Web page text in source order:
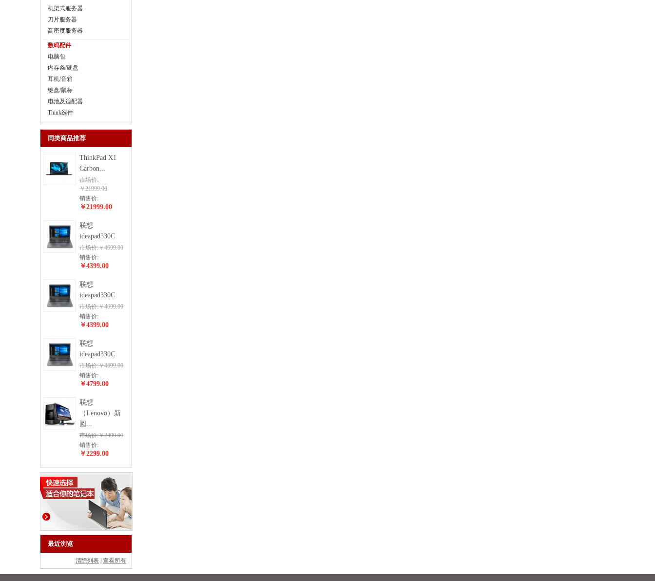
机架式服务器
刀片服务器
高密度服务器
数码配件
电脑包
内存条/硬盘
耳机/音箱
键盘/鼠标
电池及适配器
Think选件
同类商品推荐
ThinkPad X1
Carbon...
市场价:
￥21999.00
销售价:
￥21999.00
联想
ideapad330C
市场价:￥4699.00
销售价:
￥4399.00
联想
ideapad330C
市场价:￥4699.00
销售价:
￥4399.00
联想
ideapad330C
市场价:￥4699.00
销售价:
￥4799.00
联想
（Lenovo）新
圆...
市场价:￥2499.00
销售价:
￥2299.00
最近浏览
清除列表 查看所有